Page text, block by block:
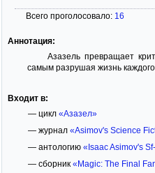
Всего проголосовало: 16
Аннотация:
Азазель превращает
самым разрушая жизнь каждого.
Входит в:
— цикл «Азазел»
— журнал «Asimov's Science
— антологию «Isaac Asimov's
— сборник «Magic: The Final